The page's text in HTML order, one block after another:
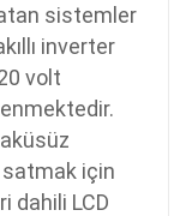
sistemler
inverter
volt
satmak için
dahili LCD